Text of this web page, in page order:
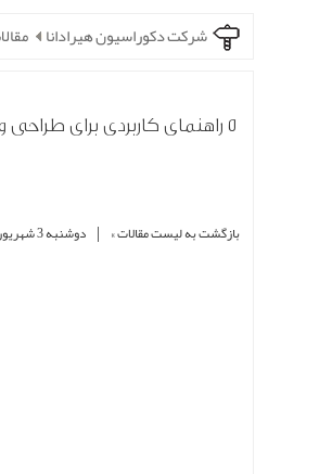
شرکت دکوراسیون هیرادانا
5 راهنمای کاربردی برای طراحی و چیدمان صحیح دکوراسیون داخلی
بازگشت به لیست مقالات » | دوشنبه 3 شهریور 1399 در ساعت 11 : 22 دقیقه